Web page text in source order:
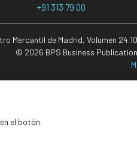
+91 313 79 00
Mercantil de Madrid, Volumen
© 2026 BPS Business
el botón.